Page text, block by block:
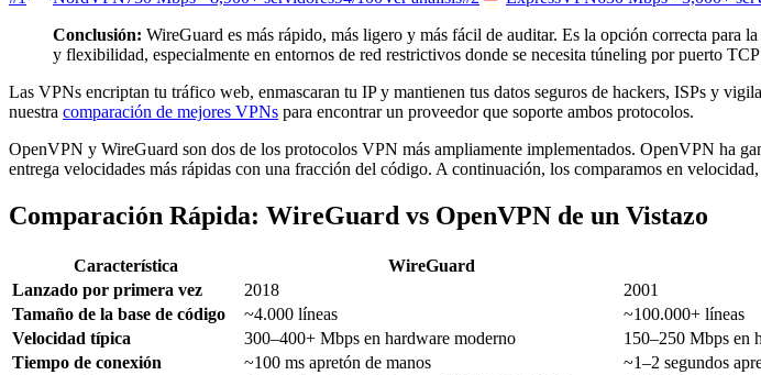
Conclusión: WireGuard es más rápido, más ligero y más fácil de auditar. Es la opción correcta para
y flexibilidad, especialmente en entornos de red restrictivos donde se necesita túneling por puerto
Las VPNs encriptan tu tráfico web, enmascaran tu IP y mantienen tus datos seguros de hackers, ISPs y
nuestra comparación de mejores VPNs para encontrar un proveedor que soporte ambos protocolos.
OpenVPN y WireGuard son dos de los protocolos VPN más ampliamente implementados. OpenVPN ha
entrega velocidades más rápidas con una fracción del código. A continuación, los comparamos en
Comparación Rápida: WireGuard vs OpenVPN de un Vistazo
Característica WireGuard
Lanzado por primera vez
2018
2001
Tamaño de la base de código
~4.000 líneas
~100.000+ líneas
Velocidad típica
300–400+ Mbps en hardware moderno
150–250 Mbps en
Tiempo de conexión
~100 ms apretón de manos
~1–2 segundos